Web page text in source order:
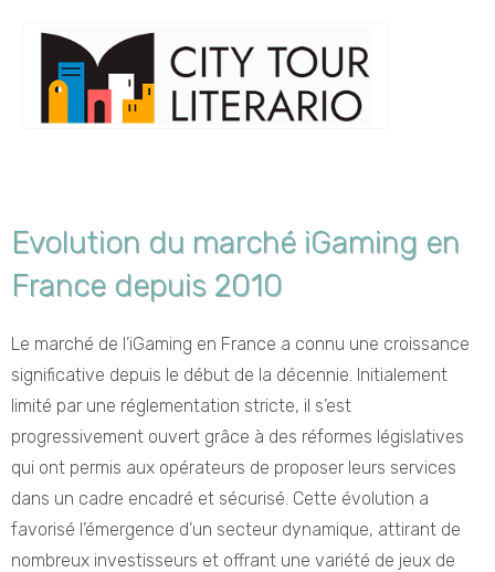
Evolution du marché iGaming en
France depuis 2010
Le marché de l’iGaming en France a connu une croissance
significative depuis le début de la décennie. Initialement
limité par une réglementation stricte, il s’est
progressivement ouvert grâce à des réformes législatives
qui ont permis aux opérateurs de proposer leurs services
dans un cadre encadré et sécurisé. Cette évolution a
favorisé l’émergence d’un secteur dynamique, attirant de
nombreux investisseurs et offrant une variété de jeux de